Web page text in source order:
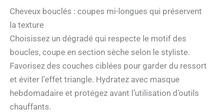
Cheveux bouclés : coupes mi-longues qui préservent
la texture
Choisissez un dégradé qui respecte le motif des
boucles, coupe en section sèche selon le styliste.
Favorisez des couches ciblées pour garder du ressort
et éviter l’effet triangle. Hydratez avec masque
hebdomadaire et protégez avant l’utilisation d’outils
chauffants.